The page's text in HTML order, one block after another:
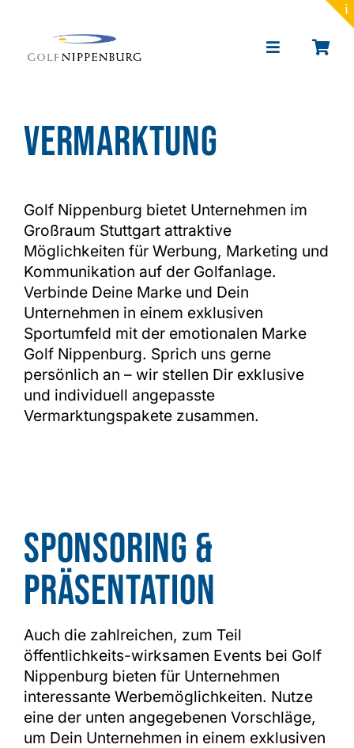
Toggle
Golf lernen
Golf spielen
Restaurant & Events
News
Shop
Vermarktung
Golf Nippenburg bietet Unternehmen im
Großraum Stuttgart attraktive
Möglichkeiten für Werbung, Marketing und
Kommunikation auf der Golfanlage.
Verbinde Deine Marke und Dein
Unternehmen in einem exklusiven
Sportumfeld mit der emotionalen Marke
Golf Nippenburg. Sprich uns gerne
persönlich an – wir stellen Dir exklusive
und individuell angepasste
Vermarktungspakete zusammen.
Sponsoring &
Präsentation
Auch die zahlreichen, zum Teil
öffentlichkeits-wirksamen Events bei Golf
Nippenburg bieten für Unternehmen
interessante Werbemöglichkeiten. Nutze
eine der unten angegebenen Vorschläge,
um Dein Unternehmen in einem exklusiven